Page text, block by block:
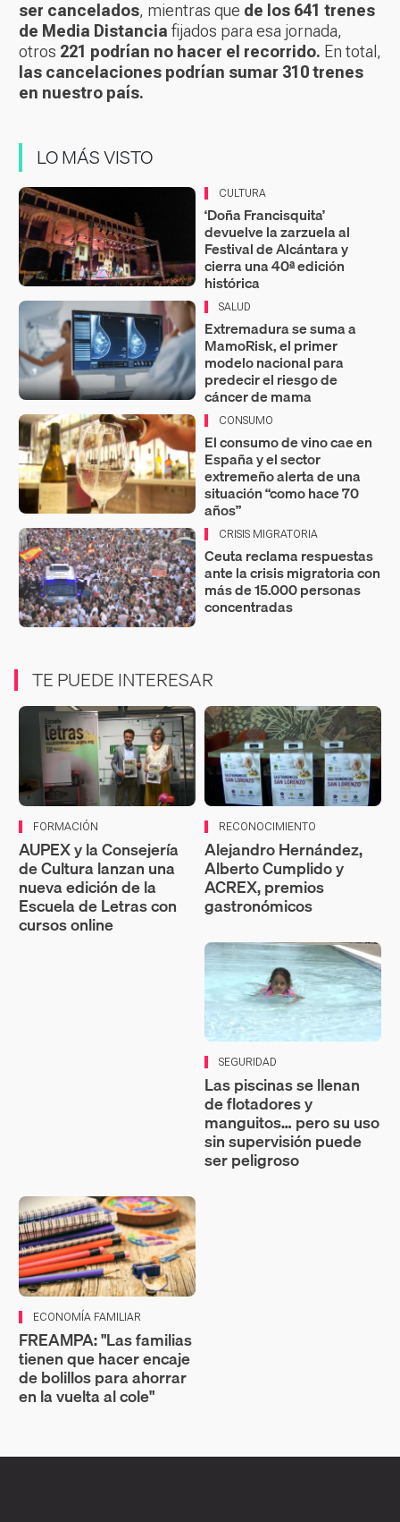
ser cancelados, mientras que de los 641 trenes
de Media Distancia fijados para esa jornada,
otros 221 podrían no hacer el recorrido. En total,
las cancelaciones podrían sumar 310 trenes
en nuestro país.
LO MÁS VISTO
CULTURA
‘Doña Francisquita’
devuelve la zarzuela al
Festival de Alcántara y
cierra una 40ª edición
histórica
SALUD
Extremadura se suma a
MamoRisk, el primer
modelo nacional para
predecir el riesgo de
cáncer de mama
CONSUMO
El consumo de vino cae en
España y el sector
extremeño alerta de una
situación “como hace 70
años”
CRISIS MIGRATORIA
Ceuta reclama respuestas
ante la crisis migratoria con
más de 15.000 personas
concentradas
TE PUEDE INTERESAR
FORMACIÓN
AUPEX y la Consejería
de Cultura lanzan una
nueva edición de la
Escuela de Letras con
cursos online
RECONOCIMIENTO
Alejandro Hernández,
Alberto Cumplido y
ACREX, premios
gastronómicos
SEGURIDAD
Las piscinas se llenan
de flotadores y
manguitos… pero su uso
sin supervisión puede
ser peligroso
ECONOMÍA FAMILIAR
FREAMPA: "Las familias
tienen que hacer encaje
de bolillos para ahorrar
en la vuelta al cole"